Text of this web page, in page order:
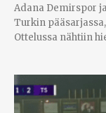
Adana Demirspor
Turkin
Ottelussa nähtiin